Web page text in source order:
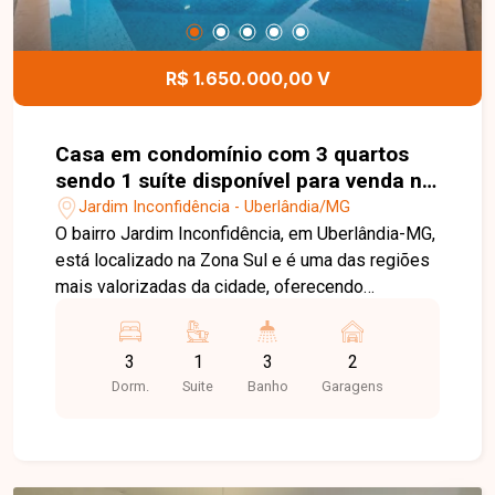
com conforto e tranquilidade
R$ 1.650.000,00 V
Casa em condomínio com 3 quartos
sendo 1 suíte disponível para venda no
bairro Jardim Inconfidência em
Uberlândia-MG
Jardim Inconfidência - Uberlândia/MG
O bairro Jardim Inconfidência, em Uberlândia-MG,
está localizado na Zona Sul e é uma das regiões
mais valorizadas da cidade, oferecendo
e fácil acesso às principais vias. A região é
próxima a comércios, escolas, supermercados,
restaurantes e diversos serviços,
3
Dorm.
1
Suite
3
Banho
2
Garagens